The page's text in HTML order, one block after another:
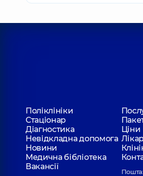
Поліклініки
Стаціонар
Діагностика
Ціни
Невідкладна допомога
Новини
Медична бібліотека
Вакансії